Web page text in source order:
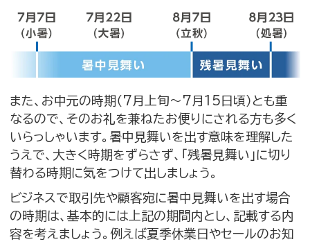
また、お中元の時期（7月上旬～7月15日頃）とも重
なるので、そのお礼を兼ねたお便りにされる方も多く
いらっしゃいます。暑中見舞いを出す意味を理解した
うえで、大きく時期をずらさず、「残暑見舞い」に切り
替わる時期に気をつけて出しましょう。
ビジネスで取引先や顧客宛に暑中見舞いを出す場合
の時期は、基本的には上記の期間内とし、記載する内
容を考えましょう。例えば夏季休業日やセールのお知